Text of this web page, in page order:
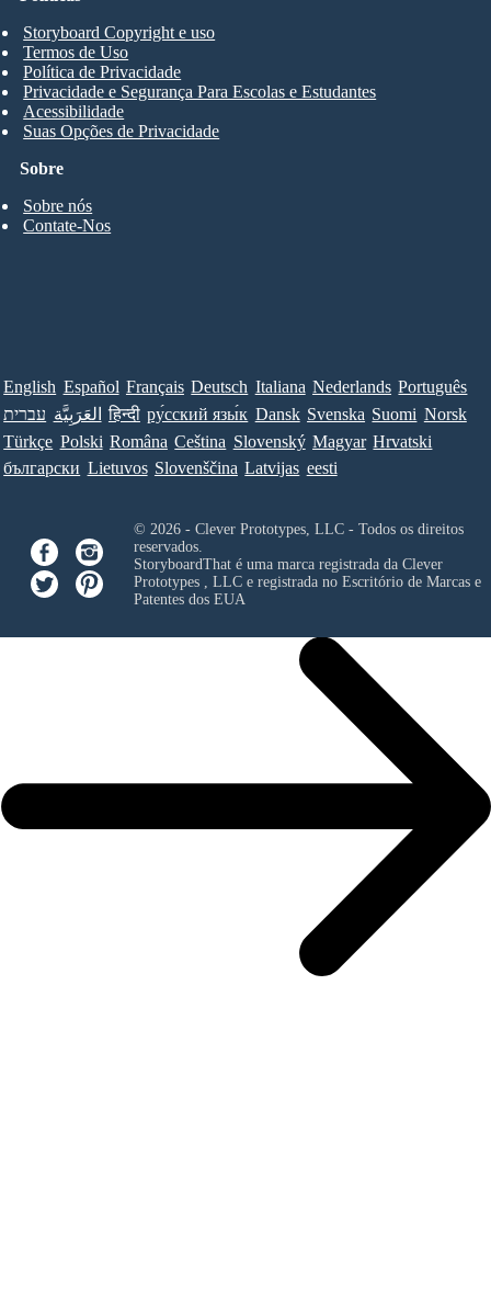
Sobre
Sobre nós
Contate-Nos
Storyboard Copyright e uso
Termos de Uso
Política de Privacidade
Privacidade e Segurança Para Escolas e Estudantes
Acessibilidade
Suas Opções de Privacidade
English Español Français Deutsch Italiana Nederlands Português
עברית العَرَبِيَّة हिन्दी ру́сский язы́к Dansk Svenska Suomi Norsk
Türkçe Polski Româna Ceština Slovenský Magyar Hrvatski
български Lietuvos Slovenščina Latvijas eesti
© 2026 - Clever Prototypes, LLC - Todos os direitos
reservados.
StoryboardThat é uma marca registrada da Clever
Prototypes , LLCe registrada no Escritório de Marcas e
Patentes dos EUA